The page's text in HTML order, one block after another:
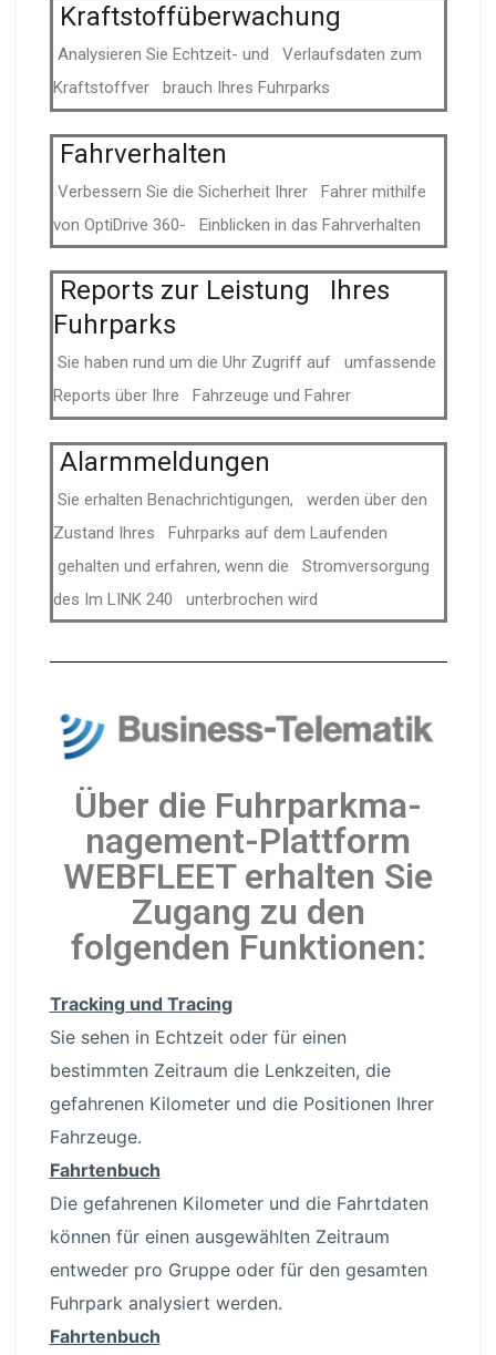
Kraft­stoff­über­wa­chung
Analysieren Sie Echtzeit- und Verlaufs­daten zum
Kraft­stoff­ver­ brauch Ihres Fuhrparks
Fahrver­halten
Verbessern Sie die Sicherheit Ihrer Fahrer mithilfe
von OptiDrive 360- Einblicken in das Fahrver­halten
Reports zur Leistung Ihres
Fuhrparks
Sie haben rund um die Uhr Zugriff auf umfassende
Reports über Ihre Fahrzeuge und Fahrer
Alarm­mel­dungen
Sie erhalten Be­nach­rich­ti­gungen, werden über den
Zustand Ihres Fuhrparks auf dem Laufenden
gehalten und erfahren, wenn die Strom­ver­sorgung
des Im LINK 240 unter­brochen wird
Über die Fuhrpark­ma­
nage­men­t-Plattform
WEBFLEET erhalten Sie
Zugang zu den
folgenden Funktionen:
Tracking und Tracing
Sie sehen in Echtzeit oder für einen
bestimmten Zeitraum die Lenkzeiten, die
gefahrenen Kilometer und die Positionen Ihrer
Fahrzeuge.
Fahrtenbuch
Die gefahrenen Kilometer und die Fahrtdaten
können für einen ausge­wählten Zeitraum
entweder pro Gruppe oder für den gesamten
Fuhrpark analysiert werden.
Fahrtenbuch